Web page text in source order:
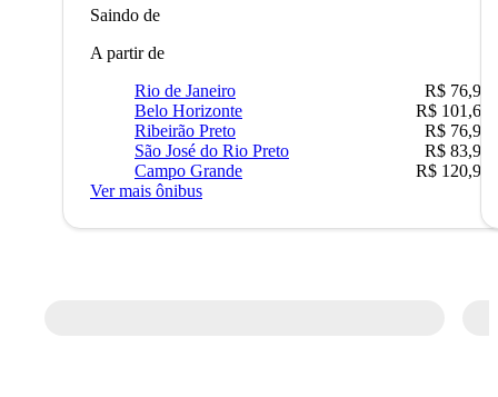
Saindo de
A partir de
Rio de Janeiro
R$ 76,90
Belo Horizonte
R$ 101,67
Ribeirão Preto
R$ 76,90
São José do Rio Preto
R$ 83,90
Campo Grande
R$ 120,90
Ver mais ônibus